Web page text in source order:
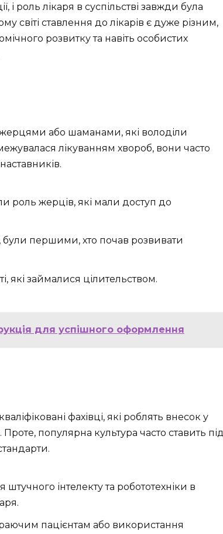
роль лікаря в суспільстві завжди була
ставлення до лікарів є дуже різним,
розвитку та навіть особистих
жерцями або шаманами, які володіли
лікуванням хвороб, вони часто
роль жерців, які мали доступ до
були першими, хто почав розвивати
які займалися цілительством.
для успішного оформлення
фахівці, які роблять внесок у
популярна культура часто ставить під
інтелекту та робототехніки в
пацієнтам або використання